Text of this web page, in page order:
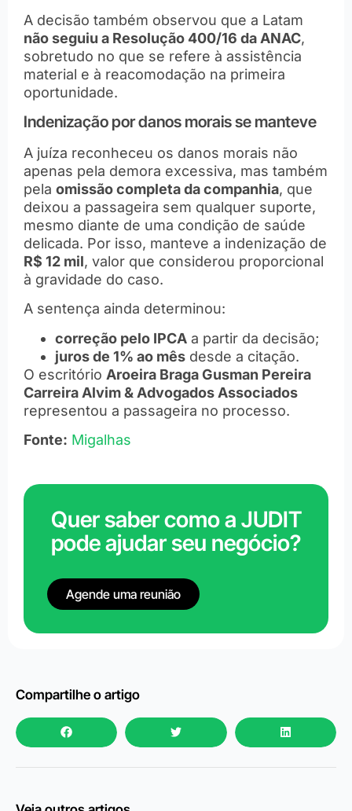
A decisão também observou que a Latam
não seguiu a Resolução 400/16 da ANAC,
sobretudo no que se refere à assistência
material e à reacomodação na primeira
oportunidade.
Indenização por danos morais se manteve
A juíza reconheceu os danos morais não
apenas pela demora excessiva, mas também
pela omissão completa da companhia, que
deixou a passageira sem qualquer suporte,
mesmo diante de uma condição de saúde
delicada. Por isso, manteve a indenização de
R$ 12 mil, valor que considerou proporcional
à gravidade do caso.
A sentença ainda determinou:
correção pelo IPCA a partir da decisão;
juros de 1% ao mês desde a citação.
O escritório Aroeira Braga Gusman Pereira
Carreira Alvim & Advogados Associados
representou a passageira no processo.
Fonte: Migalhas
Quer saber como a JUDIT
pode ajudar seu negócio?
Agende uma reunião
Compartilhe o artigo